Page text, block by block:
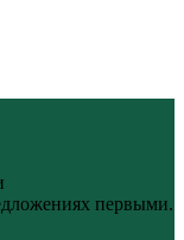
первыми.